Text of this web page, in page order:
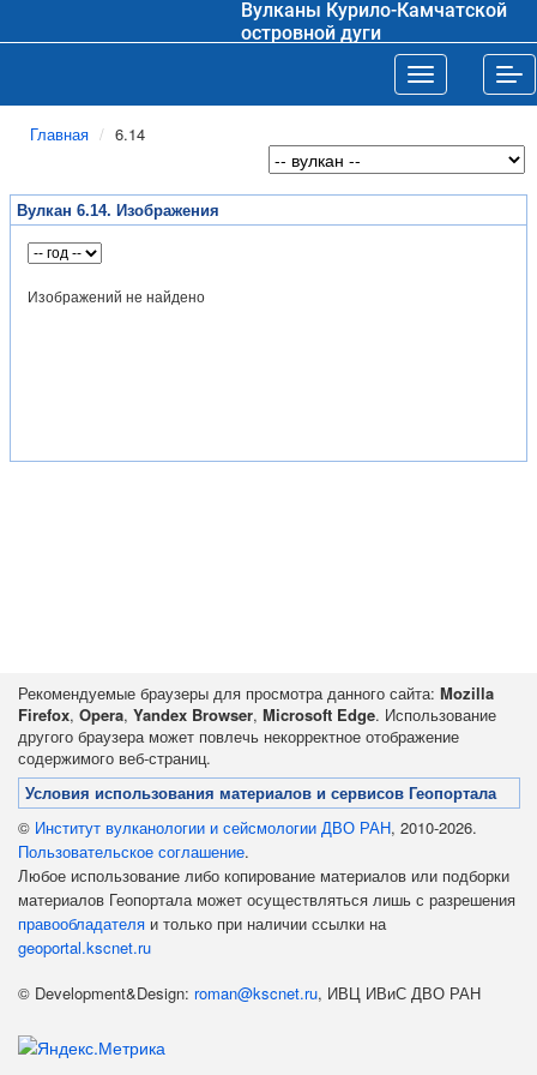
Вулканы Курило-Камчатской
островной дуги
Toggle
Главная 6.14
Вулкан 6.14. Изображения
Изображений не найдено
Рекомендуемые браузеры для просмотра данного сайта: Mozilla
Firefox, Opera, Yandex Browser, Microsoft Edge. Использование
другого браузера может повлечь некорректное отображение
содержимого веб-страниц.
Условия использования материалов и сервисов Геопортала
© Институт вулканологии и сейсмологии ДВО РАН, 2010-2026.
Пользовательское соглашение.
Любое использование либо копирование материалов или подборки
материалов Геопортала может осуществляться лишь с разрешения
правообладателя и только при наличии ссылки на
geoportal.kscnet.ru
© Development&Design: roman@kscnet.ru, ИВЦ ИВиС ДВО РАН